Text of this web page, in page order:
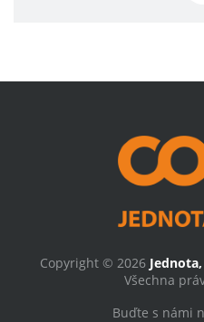
Copyright © 2026
Všechna
Buďte s námi